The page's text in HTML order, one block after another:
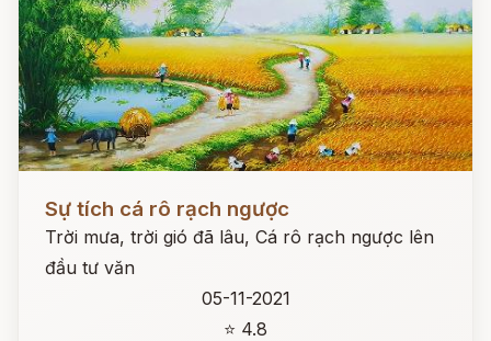
Sự tích cá rô rạch ngược
Trời mưa, trời gió đã lâu, Cá rô rạch ngược lên
đầu tư văn
05-11-2021
⭐ 4.8